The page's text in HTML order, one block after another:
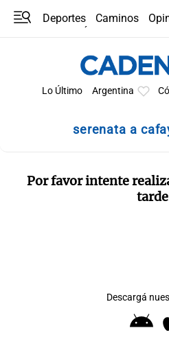
Deportes Caminos
Lo Último Argentina
serenata a
Por favor intente
Descargá